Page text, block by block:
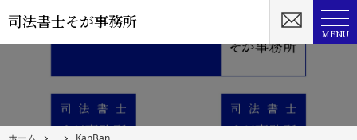
司法書士そが事務所
MENU